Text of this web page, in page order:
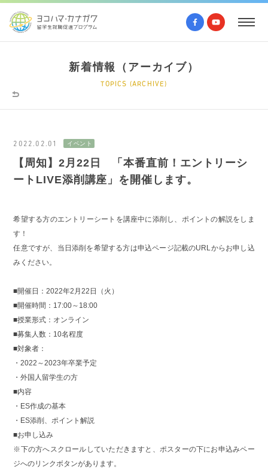
新着情報（アーカイブ）
TOPICS (ARCHIVE)
2022.02.01
【周知】2月22日 「本番直前！エントリーシ
ートLIVE添削講座」を開催します。
希望する方のエントリーシートを講座中に添削し、ポイントの解説をしま
す！
任意ですが、当日添削を希望する方は申込ページ記載のURLからお申し込
みください。
■開催日：2022年2月22日（火）
■開催時間：17:00～18:00
■授業形式：オンライン
■募集人数：10名程度
■対象者：
・2022～2023年卒業予定
・外国人留学生の方
■内容
・ES作成の基本
・ES添削、ポイント解説
■お申し込み
※下の方へスクロールしていただきますと、ポスターの下にお申込みペー
ジへのリンクボタンがあります。